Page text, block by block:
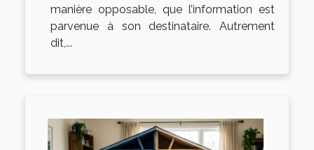
manière opposable, que l’information est
parvenue à son destinataire. Autrement
dit,...